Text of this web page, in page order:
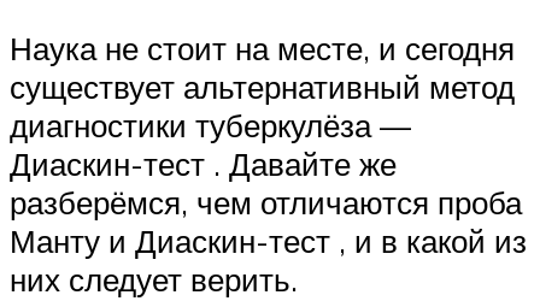
Наука не стоит на месте, и сегодня
существует альтернативный метод
диагностики туберкулёза —
Диаскин-тест . Давайте же
разберёмся, чем отличаются проба
Манту и Диаскин-тест , и в какой из
них следует верить.